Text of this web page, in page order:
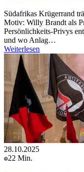
Südafrikas Krügerrand
Motiv: Willy Brandt als
Persönlichkeits-Privys
und wo Anlag…
Weiterlesen
28.10.2025
22 Min.